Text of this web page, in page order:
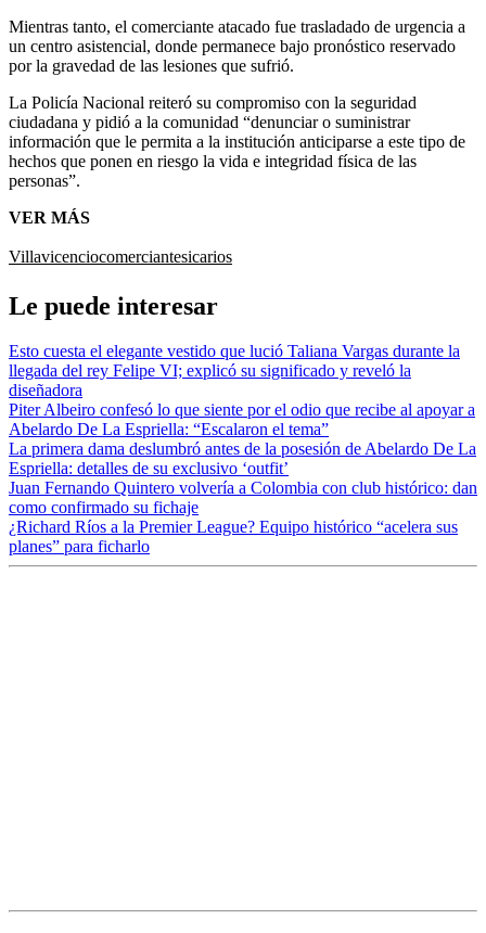
Mientras tanto, el comerciante atacado fue trasladado de urgencia a
un centro asistencial, donde permanece bajo pronóstico reservado
por la gravedad de las lesiones que sufrió.
La Policía Nacional reiteró su compromiso con la seguridad
ciudadana y pidió a la comunidad “denunciar o suministrar
información que le permita a la institución anticiparse a este tipo de
hechos que ponen en riesgo la vida e integridad física de las
personas”.
VER MÁS
Villavicenciocomerciantesicarios
Le puede interesar
Esto cuesta el elegante vestido que lució Taliana Vargas durante la
llegada del rey Felipe VI; explicó su significado y reveló la
diseñadora
Piter Albeiro confesó lo que siente por el odio que recibe al apoyar a
Abelardo De La Espriella: “Escalaron el tema”
La primera dama deslumbró antes de la posesión de Abelardo De La
Espriella: detalles de su exclusivo ‘outfit’
Juan Fernando Quintero volvería a Colombia con club histórico: dan
como confirmado su fichaje
¿Richard Ríos a la Premier League? Equipo histórico “acelera sus
planes” para ficharlo